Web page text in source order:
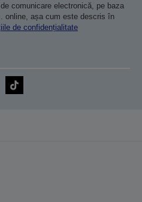
comunicare electronică, pe baza
online, așa cum este descris în
de confidențialitate